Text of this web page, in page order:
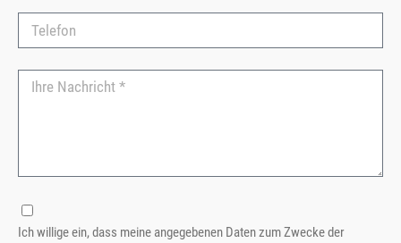
Ich willige ein, dass meine angegebenen Daten zum Zwecke der